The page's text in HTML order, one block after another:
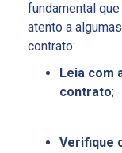
fundamental
atento a
contrato:
Leia com
contrato;
Verifique